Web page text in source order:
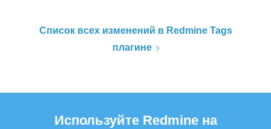
Список всех изменений в Redmine Tags
плагине
Используйте Redmine на